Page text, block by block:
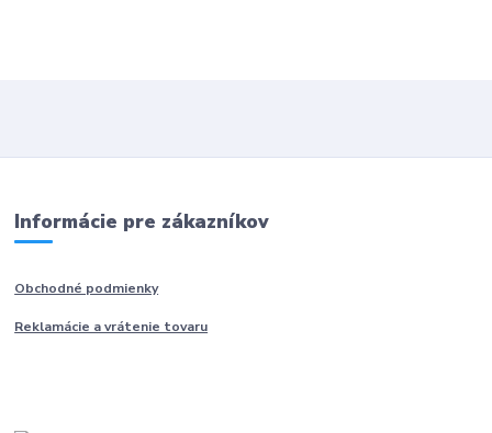
Informácie pre zákazníkov
Obchodné podmienky
Reklamácie a vrátenie tovaru